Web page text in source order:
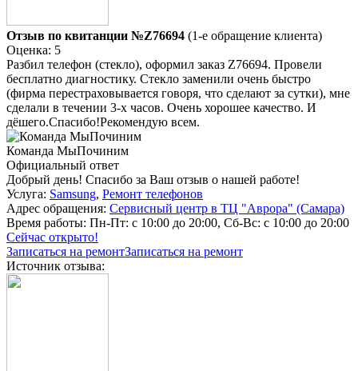
Отзыв по квитанции №Z76694 (1-е обращение клиента)
Оценка: 5
Разбил телефон (стекло), оформил заказ Z76694. Провели
бесплатно диагностику. Стекло заменили очень быстро
(фирма перестраховывается говоря, что сделают за сутки), мне
сделали в течении 3-х часов. Очень хорошее качество. И
дёшего.Спасибо!Рекомендую всем.
Команда МыПочиним
Официальный ответ
Добрый день! Спасибо за Ваш отзыв о нашей работе!
Услуга: Samsung, Ремонт телефонов
Адрес обращения: Сервисный центр в ТЦ "Аврора" (Самара)
Время работы: Пн-Пт: с 10:00 до 20:00, Сб-Вс: с 10:00 до 20:00
Сейчас открыто!
Записаться на ремонтЗаписаться на ремонт
Источник отзыва: